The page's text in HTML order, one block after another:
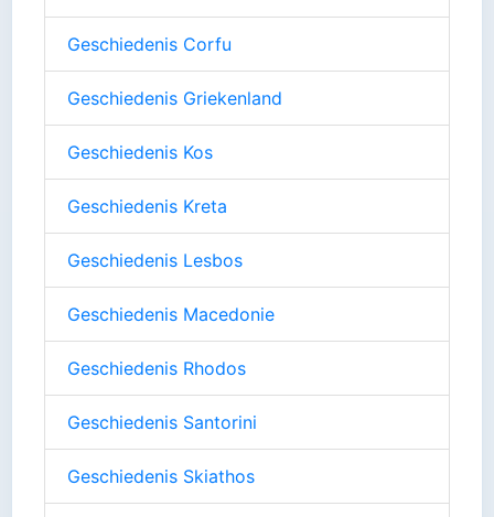
Geschiedenis Corfu
Geschiedenis Griekenland
Geschiedenis Kos
Geschiedenis Kreta
Geschiedenis Lesbos
Geschiedenis Macedonie
Geschiedenis Rhodos
Geschiedenis Santorini
Geschiedenis Skiathos